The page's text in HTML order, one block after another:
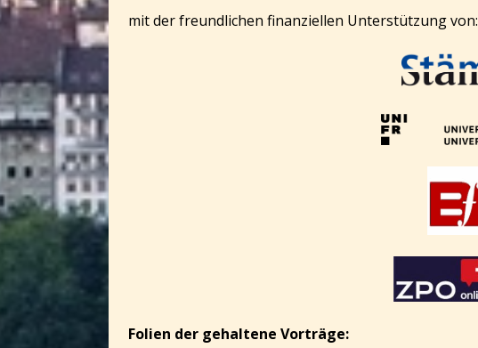
mit der freundlichen finanziellen Unterstützung von:
Folien der gehaltene Vorträge: